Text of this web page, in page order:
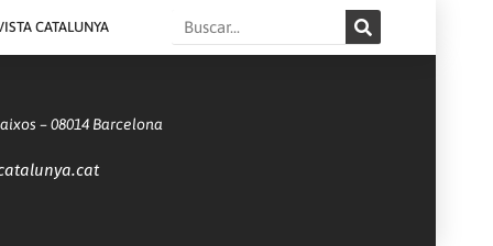
CATALUNYA Search
– 08014 Barcelona